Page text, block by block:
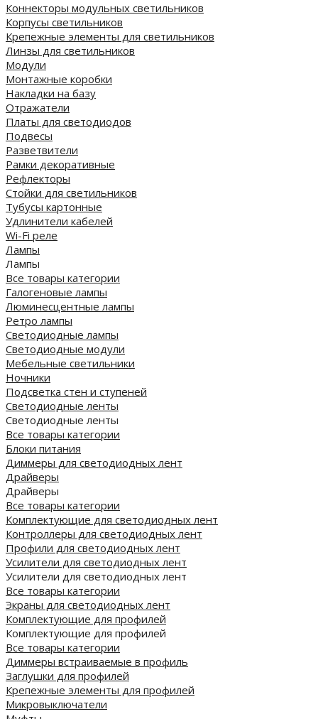
Коннекторы модульных светильников
Корпусы светильников
Крепежные элементы для светильников
Линзы для светильников
Модули
Монтажные коробки
Накладки на базу
Отражатели
Платы для светодиодов
Подвесы
Разветвители
Рамки декоративные
Рефлекторы
Стойки для светильников
Тубусы картонные
Удлинители кабелей
Wi-Fi реле
Лампы
Лампы
Все товары категории
Галогеновые лампы
Люминесцентные лампы
Ретро лампы
Светодиодные лампы
Светодиодные модули
Мебельные светильники
Ночники
Подсветка стен и ступеней
Светодиодные ленты
Светодиодные ленты
Все товары категории
Блоки питания
Диммеры для светодиодных лент
Драйверы
Драйверы
Все товары категории
Комплектующие для светодиодных лент
Контроллеры для светодиодных лент
Профили для светодиодных лент
Усилители для светодиодных лент
Усилители для светодиодных лент
Все товары категории
Экраны для светодиодных лент
Комплектующие для профилей
Комплектующие для профилей
Все товары категории
Диммеры встраиваемые в профиль
Заглушки для профилей
Крепежные элементы для профилей
Микровыключатели